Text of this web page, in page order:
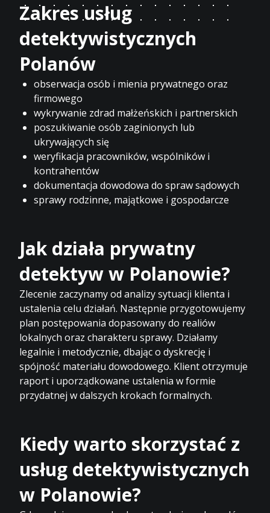
Zakres usług
detektywistycznych
Polanów
obserwacja osób i mienia prywatnego oraz
firmowego
wykrywanie zdrad małżeńskich i partnerskich
poszukiwanie osób zaginionych lub
ukrywających się
weryfikacja pracowników, wspólników i
kontrahentów
dokumentacja dowodowa do spraw sądowych
sprawy rodzinne, majątkowe i gospodarcze
Jak działa prywatny
detektyw w Polanowie?
Zlecenie zaczynamy od analizy sytuacji klienta i
ustalenia celu działań. Następnie przygotowujemy
plan postępowania dopasowany do realiów
lokalnych oraz charakteru sprawy. Działamy
legalnie i metodycznie, dbając o dyskrecję i
spójność materiału dowodowego. Klient otrzymuje
raport i uporządkowane ustalenia w formie
przydatnej w dalszych krokach formalnych.
Kiedy warto skorzystać z
usług detektywistycznych
w Polanowie?